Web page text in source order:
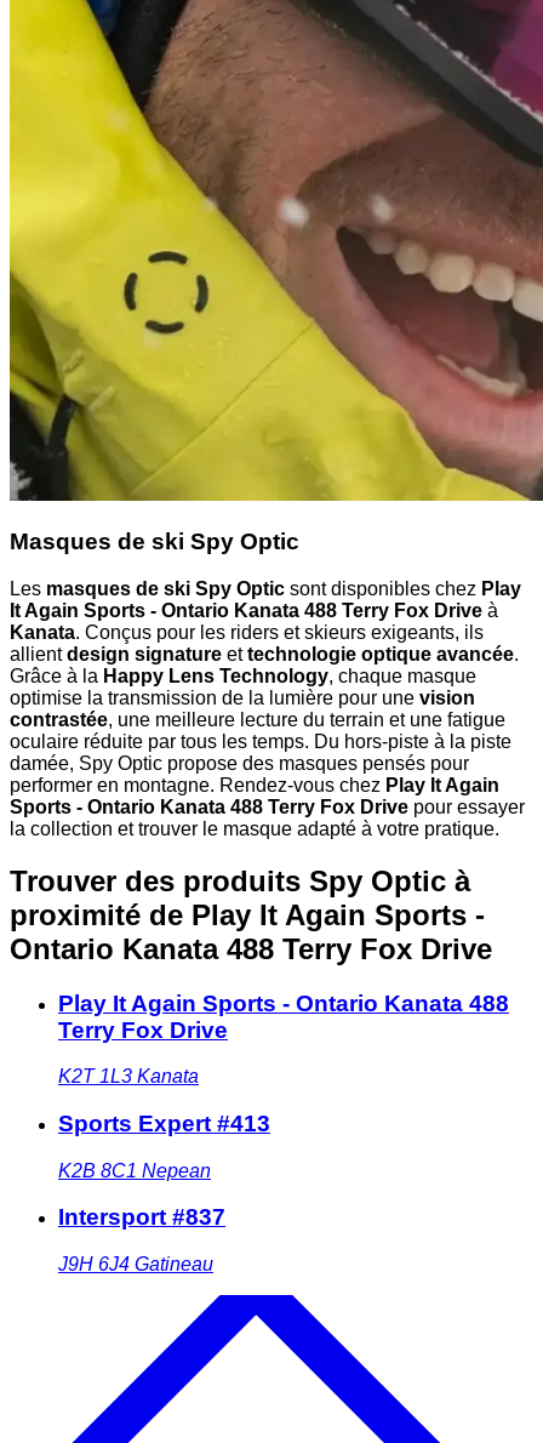
Masques de ski Spy Optic
Les masques de ski Spy Optic sont disponibles chez Play
It Again Sports - Ontario Kanata 488 Terry Fox Drive à
Kanata. Conçus pour les riders et skieurs exigeants, ils
allientdesign signature ettechnologie optique avancée.
Grâce à la Happy Lens Technology, chaque masque
optimise la transmission de la lumière pour une vision
contrastée, une meilleure lecture du terrain et une fatigue
oculaire réduite par tous les temps. Du hors-piste à la piste
damée, Spy Optic propose des masques pensés pour
performer en montagne. Rendez-vous chez Play It Again
Sports - Ontario Kanata 488 Terry Fox Drive pour essayer
la collection et trouver le masque adapté à votre pratique.
Trouver des produits Spy Optic à
proximité de Play It Again Sports -
Ontario Kanata 488 Terry Fox Drive
Play It Again Sports - Ontario Kanata 488
Terry Fox Drive
K2T 1L3 Kanata
Sports Expert #413
K2B 8C1 Nepean
Intersport #837
J9H 6J4 Gatineau